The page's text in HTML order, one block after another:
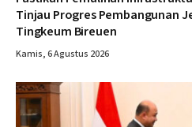
Tinjau Progres Pembangunan
Tingkeum Bireuen
Kamis, 6 Agustus 2026